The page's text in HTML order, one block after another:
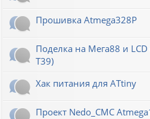
Прошивка Atmega328P
Поделка на Мега88 и LCD
T39)
Хак питания для ATtiny
Проект Nedo_CMC